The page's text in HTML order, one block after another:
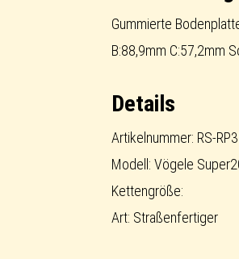
Pad
Menge
Gummierte
B:88,9mm C:57,2mm
Details
Artikelnummer: RS-
Modell: Vögele
Kettengröße:
Art: Straßenfertiger